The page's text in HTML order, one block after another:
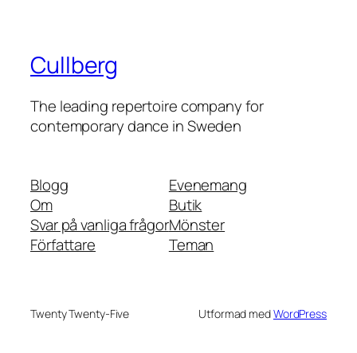
Cullberg
The leading repertoire company for
contemporary dance in Sweden
Blogg
Om
Svar på vanliga frågor
Författare
Evenemang
Butik
Mönster
Teman
Twenty Twenty-Five Utformad medWordPress